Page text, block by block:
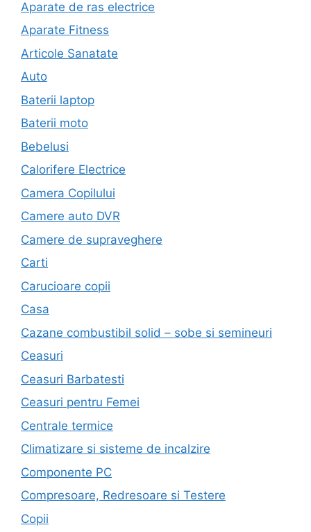
Aparate de ras electrice
Aparate Fitness
Articole Sanatate
Auto
Baterii laptop
Baterii moto
Bebelusi
Calorifere Electrice
Camera Copilului
Camere auto DVR
Camere de supraveghere
Carti
Carucioare copii
Casa
Cazane combustibil solid – sobe si semineuri
Ceasuri
Ceasuri Barbatesti
Ceasuri pentru Femei
Centrale termice
Climatizare si sisteme de incalzire
Componente PC
Compresoare, Redresoare si Testere
Copii